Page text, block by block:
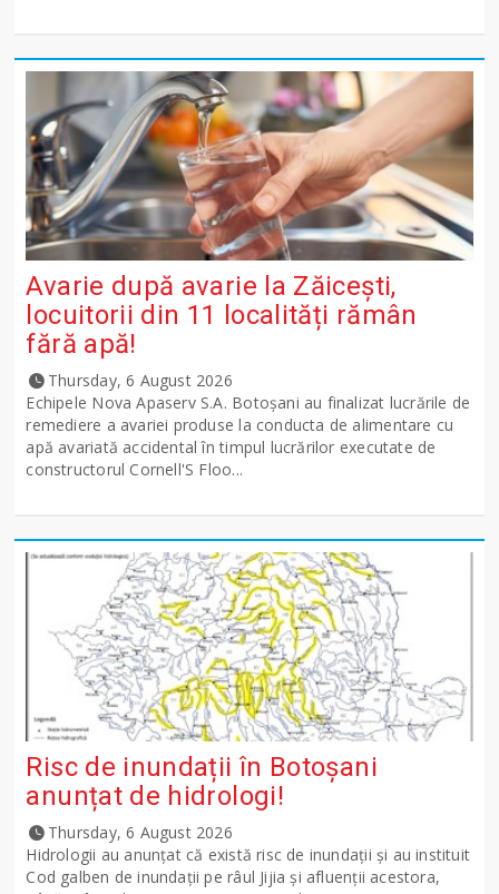
Avarie după avarie la Zăicești,
locuitorii din 11 localități rămân
fără apă!
Thursday, 6 August 2026
Echipele Nova Apaserv S.A. Botoșani au finalizat lucrările de
remediere a avariei produse la conducta de alimentare cu
apă avariată accidental în timpul lucrărilor executate de
constructorul Cornell'S Floo...
Risc de inundații în Botoșani
anunțat de hidrologi!
Thursday, 6 August 2026
Hidrologii au anunțat că există risc de inundații și au instituit
Cod galben de inundații pe râul Jijia și afluenții acestora,